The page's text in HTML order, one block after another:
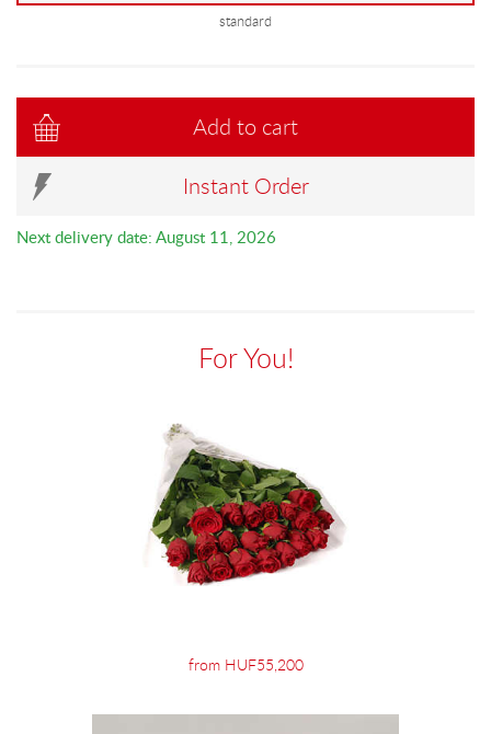
standard
Add to cart
Instant Order
Next delivery date: August 11, 2026
For You!
from HUF55,200